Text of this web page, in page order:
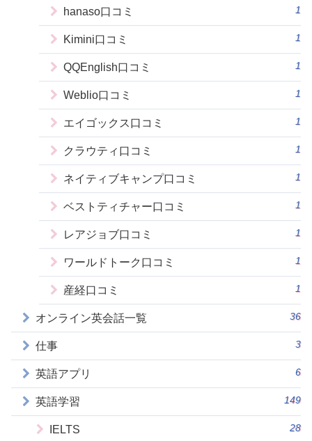
hanaso口コミ 1
Kimini口コミ 1
QQEnglish口コミ 1
Weblio口コミ 1
エイゴックス口コミ 1
クラウティ口コミ 1
ネイティブキャンプ口コミ 1
ベストティチャー口コミ 1
レアジョブ口コミ 1
ワールドトーク口コミ 1
産経口コミ 1
オンライン英会話一覧 36
仕事 3
英語アプリ 6
英語学習 149
IELTS 28